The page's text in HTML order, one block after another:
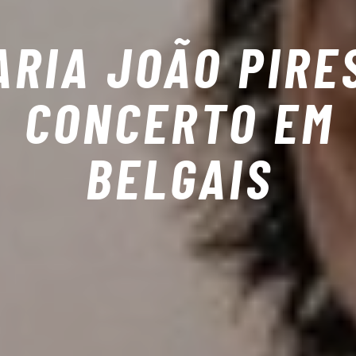
JOÃO
CONCERTO EM
BELGAIS